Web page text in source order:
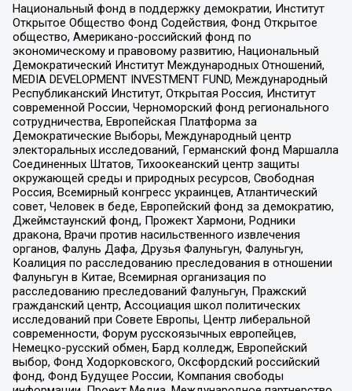
Национальный фонд в поддержку демократии, Институт
Открытое Общество Фонд Содействия, Фонд Открытое
общество, Американо-российский фонд по
экономическому и правовому развитию, Национальный
Демократический Институт Международных Отношений,
MEDIA DEVELOPMENT INVESTMENT FUND, Международный
Республиканский Институт, Открытая Россия, Институт
современной России, Черноморский фонд регионального
сотрудничества, Европейская Платформа за
Демократические Выборы, Международный центр
электоральных исследований, Германский фонд Маршалла
Соединенных Штатов, Тихоокеанский центр защиты
окружающей среды и природных ресурсов, Свободная
Россия, Всемирный конгресс украинцев, Атлантический
совет, Человек в беде, Европейский фонд за демократию,
Джеймстаунский фонд, Прожект Хармони, Родники
дракона, Врачи против насильственного извлечения
органов, Фалунь Дафа, Друзья Фалуньгун, Фалуньгун,
Коалиция по расследованию преследования в отношении
Фалуньгун в Китае, Всемирная организация по
расследованию преследований Фалуньгун, Пражский
гражданский центр, Ассоциация школ политических
исследований при Совете Европы, Центр либеральной
современности, Форум русскоязычных европейцев,
Немецко-русский обмен, Бард колледж, Европейский
выбор, Фонд Ходорковского, Оксфордский российский
фонд, Фонд Будущее России, Компания свободы